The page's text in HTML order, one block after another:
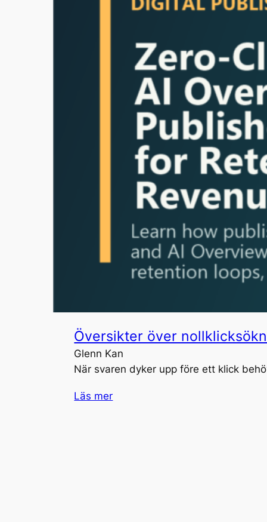
Översikter över
Glenn Kan
När svaren dyker upp före ett klick
Läs mer